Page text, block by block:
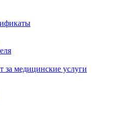
за медицинские услуги